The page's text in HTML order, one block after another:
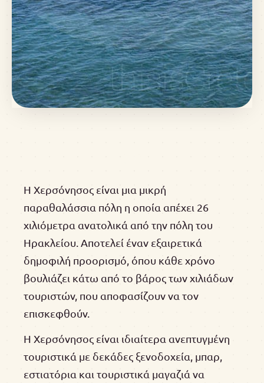
Η Χερσόνησος είναι μια μικρή
παραθαλάσσια πόλη η οποία απέχει 26
χιλιόμετρα ανατολικά από την πόλη του
Ηρακλείου. Αποτελεί έναν εξαιρετικά
δημοφιλή προορισμό, όπου κάθε χρόνο
βουλιάζει κάτω από το βάρος των χιλιάδων
τουριστών, που αποφασίζουν να τον
επισκεφθούν.
Η Χερσόνησος είναι ιδιαίτερα ανεπτυγμένη
τουριστικά με δεκάδες ξενοδοχεία, μπαρ,
εστιατόρια και τουριστικά μαγαζιά να